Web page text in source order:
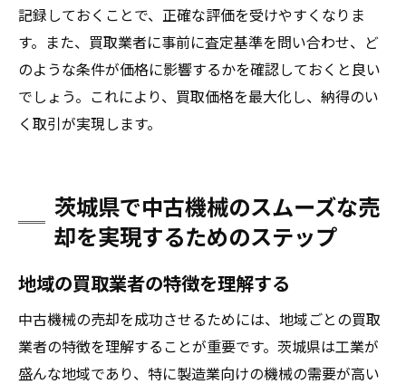
記録しておくことで、正確な評価を受けやすくなりま
す。また、買取業者に事前に査定基準を問い合わせ、ど
のような条件が価格に影響するかを確認しておくと良い
でしょう。これにより、買取価格を最大化し、納得のい
く取引が実現します。
茨城県で中古機械のスムーズな売
却を実現するためのステップ
地域の買取業者の特徴を理解する
中古機械の売却を成功させるためには、地域ごとの買取
業者の特徴を理解することが重要です。茨城県は工業が
盛んな地域であり、特に製造業向けの機械の需要が高い